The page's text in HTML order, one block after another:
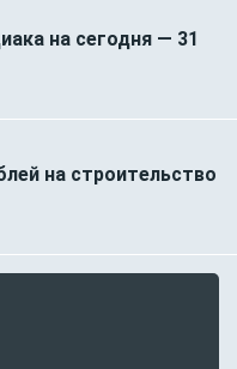
на сегодня — 31
на строительство